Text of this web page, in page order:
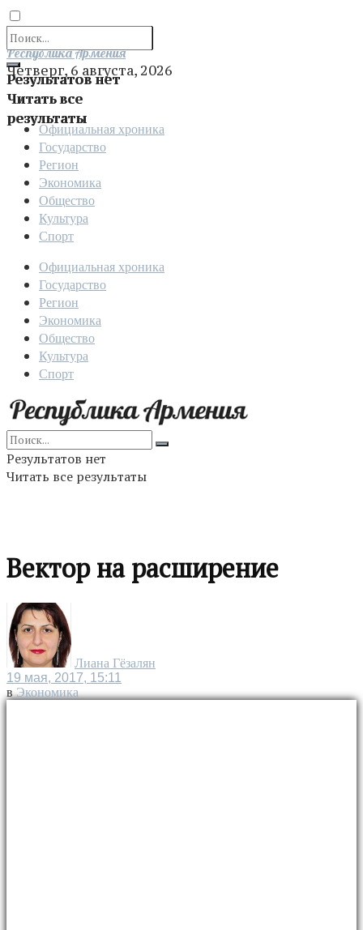
Результатов нет
Читать все
результаты
Отправить
Республика Армения
Четверг, 6 августа, 2026
Официальная хроника
Государство
Регион
Экономика
Общество
Культура
Спорт
Официальная хроника
Государство
Регион
Экономика
Общество
Культура
Спорт
Результатов нет
Читать все результаты
Вектор на расширение
Лиана Гёзалян
19 мая, 2017, 15:11
в Экономика